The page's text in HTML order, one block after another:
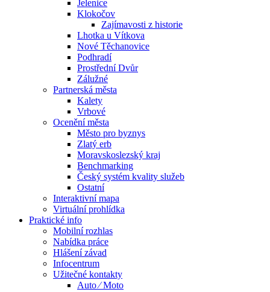
Jelenice
Klokočov
Zajímavosti z historie
Lhotka u Vítkova
Nové Těchanovice
Podhradí
Prostřední Dvůr
Zálužné
Partnerská města
Kalety
Vrbové
Ocenění města
Město pro byznys
Zlatý erb
Moravskoslezský kraj
Benchmarking
Český systém kvality služeb
Ostatní
Interaktivní mapa
Virtuální prohlídka
Praktické info
Mobilní rozhlas
Nabídka práce
Hlášení závad
Infocentrum
Užitečné kontakty
Auto ⁄ Moto